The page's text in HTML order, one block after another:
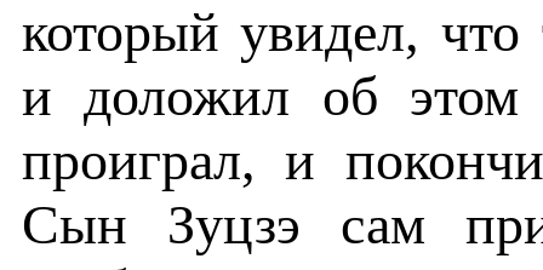
который увидел,
и доложил об этом
проиграл, и
Сын Зуцзэ сам